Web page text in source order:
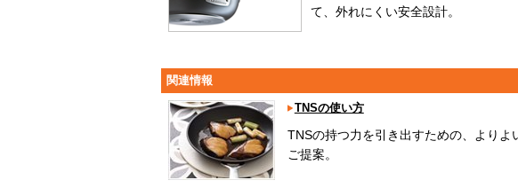
て、外れにくい安全設計。
関連情報
TNSの使い方
TNSの持つ力を引き出すための、よりよ
ご提案。